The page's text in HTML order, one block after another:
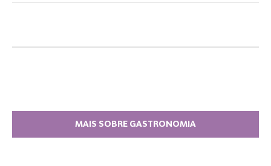
MAIS SOBRE GASTRONOMIA